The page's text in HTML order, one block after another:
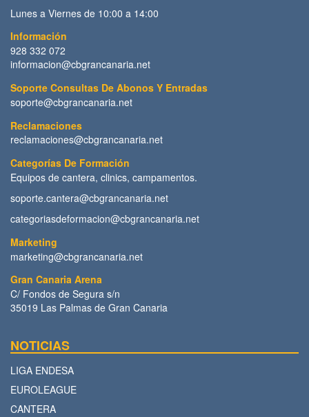
Lunes a Viernes de 10:00 a 14:00
Información
928 332 072
informacion@cbgrancanaria.net
Soporte Consultas De Abonos Y Entradas
soporte@cbgrancanaria.net
Reclamaciones
reclamaciones@cbgrancanaria.net
Categorías De Formación
Equipos de cantera, clinics, campamentos.
soporte.cantera@cbgrancanaria.net
categoriasdeformacion@cbgrancanaria.net
Marketing
marketing@cbgrancanaria.net
Gran Canaria Arena
C/ Fondos de Segura s/n
35019 Las Palmas de Gran Canaria
NOTICIAS
LIGA ENDESA
EUROLEAGUE
CANTERA